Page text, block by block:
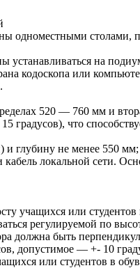
одноместными столами,
на
кодоскопа или
520 — 760 мм и
градусов), что
глубину не менее 550 мм;
локальной сети.
учащихся или студентов
регулируемой по
должна быть
допустимое — +- 10
или студентов в